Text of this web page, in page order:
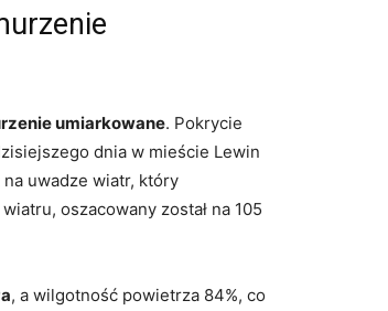
umiarkowane. Pokrycie
dnia w mieście Lewin
uwadze wiatr, który
oszacowany został na 105
, a wilgotność powietrza 84%, co